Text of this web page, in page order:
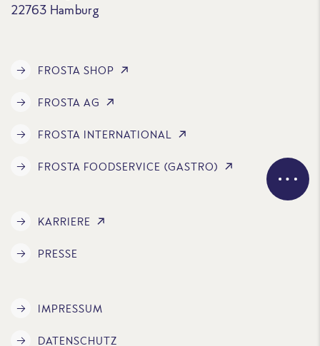
22763 Hamburg
FROSTA SHOP
FROSTA AG
FROSTA INTERNATIONAL
FROSTA FOODSERVICE (GASTRO)
KARRIERE
PRESSE
IMPRESSUM
DATENSCHUTZ